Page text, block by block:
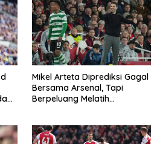
Mikel Arteta Diprediksi Gagal
Bersama Arsenal, Tapi
Berpeluang Melatih